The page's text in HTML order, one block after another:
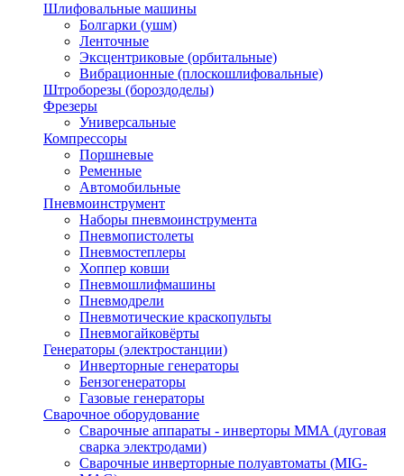
Шлифовальные машины
Болгарки (ушм)
Ленточные
Эксцентриковые (орбитальные)
Вибрационные (плоскошлифовальные)
Штроборезы (бороздоделы)
Фрезеры
Универсальные
Компрессоры
Поршневые
Ременные
Автомобильные
Пневмоинструмент
Наборы пневмоинструмента
Пневмопистолеты
Пневмостеплеры
Хоппер ковши
Пневмошлифмашины
Пневмодрели
Пневмотические краскопульты
Пневмогайковёрты
Генераторы (электростанции)
Инверторные генераторы
Бензогенераторы
Газовые генераторы
Сварочное оборудование
Сварочные аппараты - инверторы ММА (дуговая
сварка электродами)
Сварочные инверторные полуавтоматы (MIG-